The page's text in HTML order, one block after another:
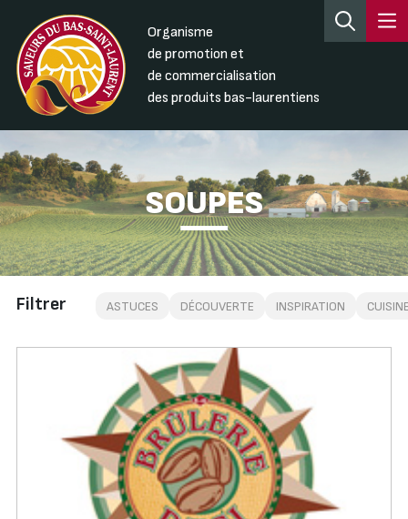
Organisme
de promotion et
de commercialisation
des produits bas-laurentiens
SOUPES
Filtrer ASTUCES DÉCOUVERTE INSPIRATION